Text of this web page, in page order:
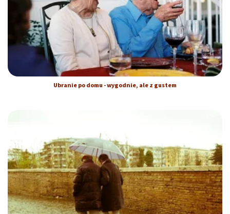
Ubranie po domu - wygodnie, ale z gustem